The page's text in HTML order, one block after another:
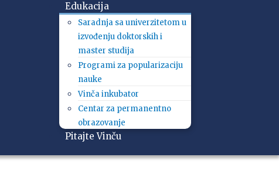
Edukacija
Saradnja sa univerzitetom u
izvođenju doktorskih i
master studija
Programi za popularizaciju
nauke
Vinča inkubator
Centar za permanentno
obrazovanje
Pitajte Vinču